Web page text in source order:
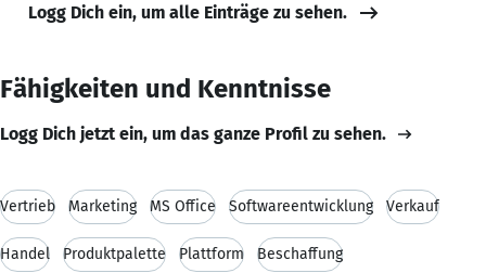
Logg Dich ein, um alle Einträge zu sehen.
Fähigkeiten und Kenntnisse
Logg Dich jetzt ein, um das ganze Profil zu sehen.
Vertrieb Marketing MS Office Softwareentwicklung Verkauf
Handel Produktpalette Plattform Beschaffung